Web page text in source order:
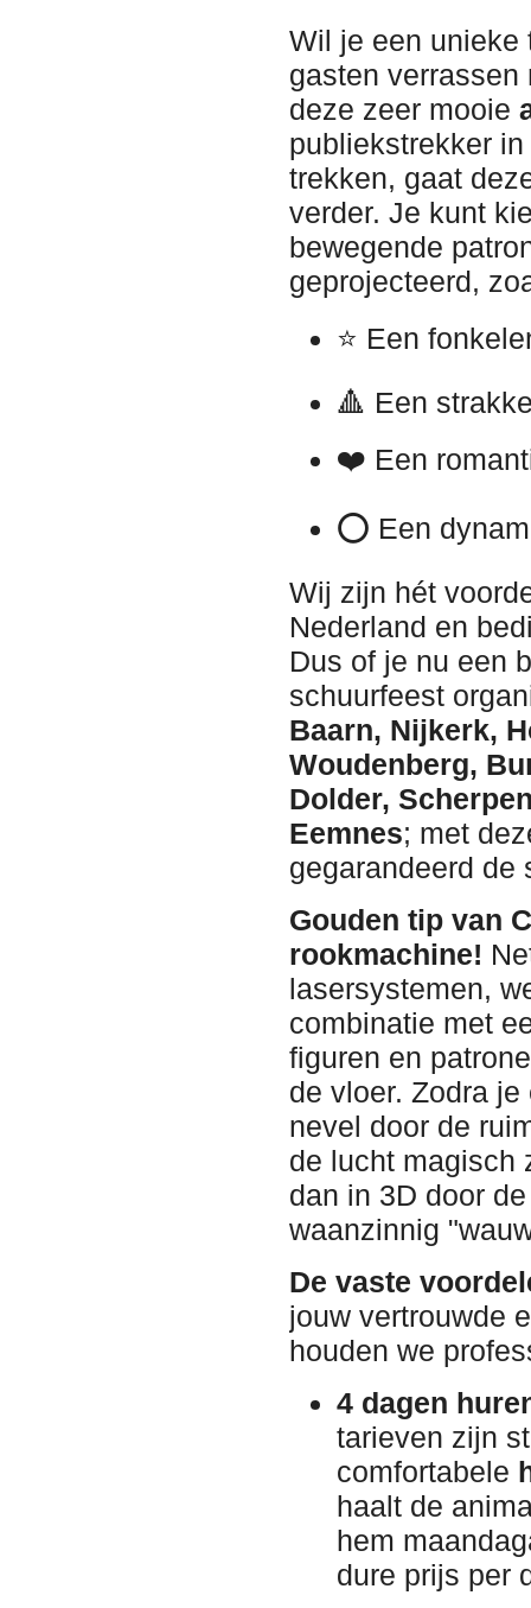
Wil je een unieke
gasten
deze zeer mooie
publiekstrekker
trekken, gaat
verder. Je kunt
bewegende
geprojecteerd,
⭐ Een
🔺 Een
❤️ Een
⭕ Een
Wij zijn hét
Nederland en
Dus of je nu een
schuurfeest
Baarn, Nijkerk,
Woudenberg,
Dolder,
Eemnes; met
gegarandeerd de
Gouden tip van
rookmachine!
lasersystemen,
combinatie met
figuren en
de vloer. Zodra
nevel door de
de lucht magisch
dan in 3D door
waanzinnig
De vaste
jouw vertrouwde
houden we
4 dagen
tarieven zijn
comfortabele
haalt de
hem
dure prijs per